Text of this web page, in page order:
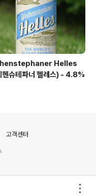
Helles
헨슈테파너 헬레스) - 4.8%
고객센터